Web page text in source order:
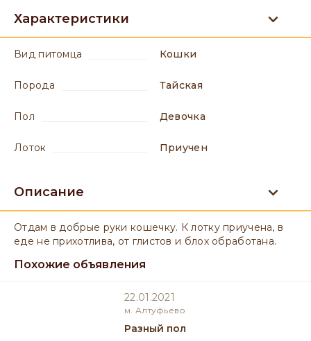
Характеристики
вид питомца Кошки
порода Тайская
пол девочка
лоток приучен
Описание
Отдам в добрые руки кошечку. К лотку приучена, в
еде не прихотлива, от глистов и блох обработана.
Похожие объявления
22.01.2021
м. Алтуфьево
разный пол